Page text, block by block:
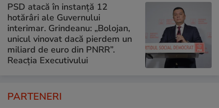
PSD atacă în instanță 12
hotărâri ale Guvernului
interimar. Grindeanu: „Bolojan,
unicul vinovat dacă pierdem un
miliard de euro din PNRR”.
Reacția Executivului
PARTENERI